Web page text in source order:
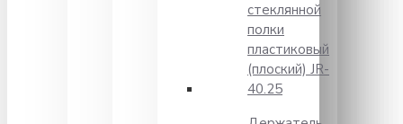
стеклянной
полки
пластиковый
(плоский) JR-
40.25